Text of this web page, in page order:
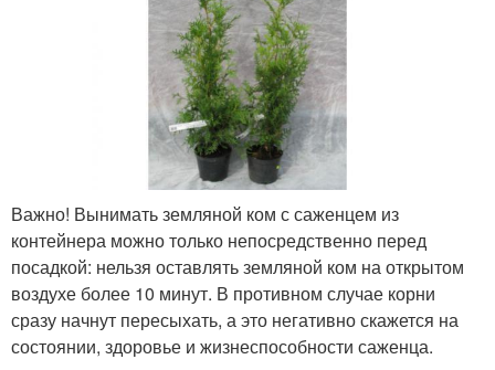
Важно! Вынимать земляной ком с саженцем из
контейнера можно только непосредственно перед
посадкой: нельзя оставлять земляной ком на открытом
воздухе более 10 минут. В противном случае корни
сразу начнут пересыхать, а это негативно скажется на
состоянии, здоровье и жизнеспособности саженца.